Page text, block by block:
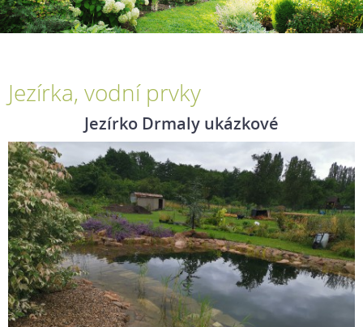
Jezírka, vodní prvky
Jezírko Drmaly ukázkové